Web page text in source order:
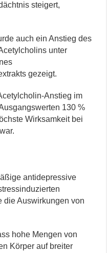
steigert,
auch ein Anstieg des
unter
gezeigt.
Anstieg im
130 %
Wirksamkeit bei
antidepressive
die Auswirkungen von
hohe Mengen von
Körper auf breiter